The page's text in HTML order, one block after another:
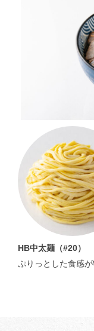
HB中太麺（#20）
ぷりっとした食感